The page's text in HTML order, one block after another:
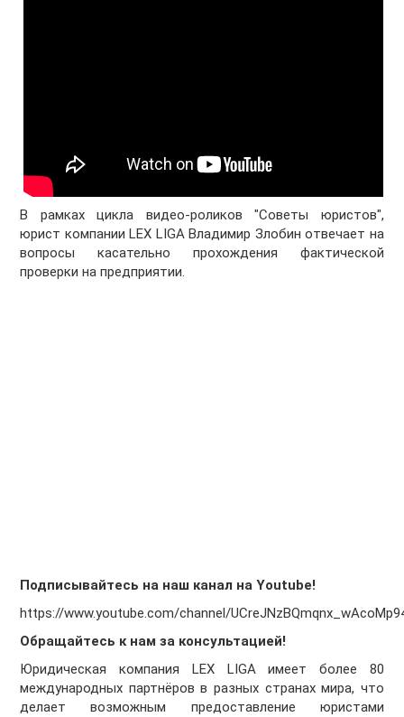
В рамках цикла видео-роликов "Советы юристов",
юрист компании LEX LIGA Владимир Злобин отвечает на
вопросы касательно прохождения фактической
проверки на предприятии.
Подписывайтесь на наш канал на Youtube!
https://www.youtube.com/channel/
Обращайтесь к нам за консультацией!
Юридическая компания LEX LIGA имеет более 80
международных партнёров в разных странах мира, что
делает возможным предоставление юристами